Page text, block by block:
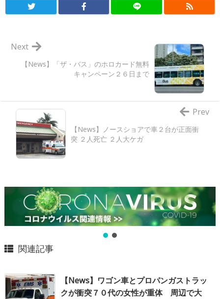
【News】「ザ・バス」のホロカード無料
キャンペーン２６日まで
Next
【News】ノースショアで車２台が正面衝
突 ２人死亡 ２人大ケガ
Prev
関連記事
【News】ワゴン車とプロパンガストラッ
クが衝突７０代の女性が重体 周辺で大